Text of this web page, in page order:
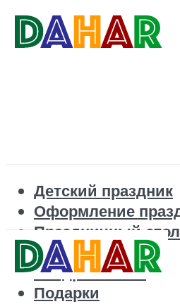
Детский праздник
Оформление
Праздничный стол
Корпоратив
Поздравления
Подарки